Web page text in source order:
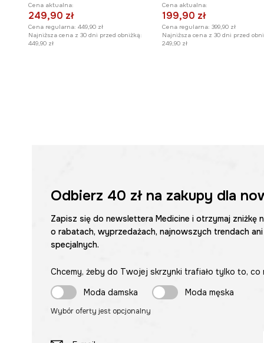
Cena aktualna:
249,90 zł
Cena regularna: 449,90 zł
Najniższa cena z 30 dni przed obniżką:
449,90 zł
Cena aktualna:
199,90 zł
Cena regularna: 399,90 zł
Najniższa cena z 30 dni przed
249,90 zł
Odbierz 40 złna zakupy dla
Zapisz się do newslettera Medicine i otrzymaj zniżkę
o rabatach, wyprzedażach, najnowszych trendach
specjalnych.
Chcemy, żeby do Twojej skrzynki trafiało tylko to,
Moda damska
Moda męska
Wybór oferty jest opcjonalny